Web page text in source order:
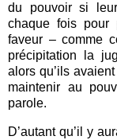
du pouvoir si
chaque fois pour
faveur – comme
précipitation la
alors qu’ils
maintenir au
parole.
D’autant qu’il y